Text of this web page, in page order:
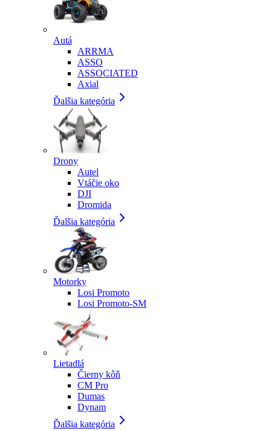
Autá
ARRMA
ASSO
ASSOCIATED
Axial
Ďalšia kategória
Drony
Autel
Vtáčie oko
DJI
Dromida
Ďalšia kategória
Motorky
Losi Promoto
Losi Promoto-SM
Lietadlá
Čierny kôň
CM Pro
Dumas
Dynam
Ďalšia kategória